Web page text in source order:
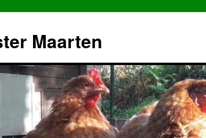
Maarten